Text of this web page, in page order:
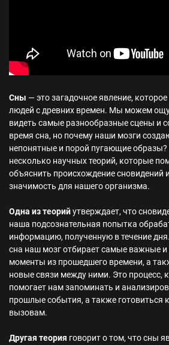
Сны — это загадочное явление, которое
людей с древних времен. Мы можем
видеть самые разнообразные сцены и
время сна, но почему наши мозги
непонятные и порой пугающие образы?
несколько научных теорий, которые
объяснить происхождение сновидений
значимость для нашего организма.
Одна из теорийутверждает, что
наша подсознательная попытка
информацию, полученную в течение
сна наш мозг отбирает самые важные и
моменты из прошедшего времени, а
новые связи между ними. Это процесс,
помогает нам запоминать и
прошлые события, а также готовиться
вызовам.
Другая теория говорит о том, что сны